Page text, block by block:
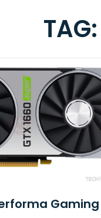
TAG:
Gaming